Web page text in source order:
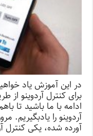
برای کنترل آردوینو از
آردوینو را یادبگیریم.
آورده شده، یکی کنترل